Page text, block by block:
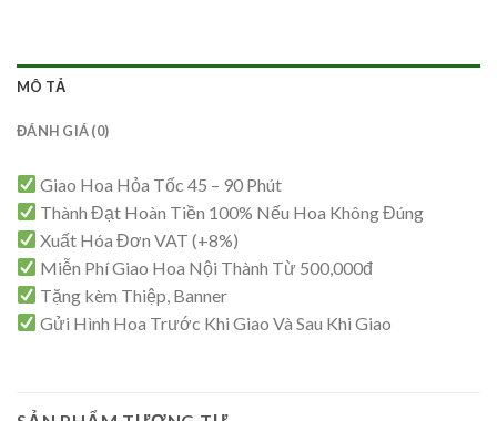
MÔ TẢ
ĐÁNH GIÁ (0)
Giao Hoa Hỏa Tốc 45 – 90 Phút
Thành Đạt Hoàn Tiền 100% Nếu Hoa Không Đúng
Xuất Hóa Đơn VAT (+8%)
Miễn Phí Giao Hoa Nội Thành Từ 500,000đ
Tặng kèm Thiệp, Banner
Gửi Hình Hoa Trước Khi Giao Và Sau Khi Giao